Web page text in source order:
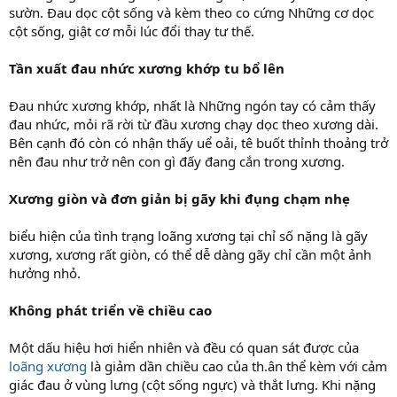
sườn. Đau dọc cột sống và kèm theo co cứng Những cơ dọc
cột sống, giật cơ mỗi lúc đổi thay tư thế.
Tần xuất đau nhức xương khớp tu bổ lên
Đau nhức xương khớp, nhất là Những ngón tay có cảm thấy
đau nhức, mỏi rã rời từ đầu xương chạy dọc theo xương dài.
Bên cạnh đó còn có nhận thấy uể oải, tê buốt thỉnh thoảng trở
nên đau như trở nên con gì đấy đang cắn trong xương.
Xương giòn và đơn giản bị gãy khi đụng chạm nhẹ
biểu hiện của tình trạng loãng xương tại chỉ số nặng là gãy
xương, xương rất giòn, có thể dễ dàng gãy chỉ cần một ảnh
hưởng nhỏ.
Không phát triển về chiều cao
Một dấu hiệu hơi hiển nhiên và đều có quan sát được của
loãng xương là giảm dần chiều cao của th.ân thể kèm với cảm
giác đau ở vùng lưng (cột sống ngực) và thắt lưng. Khi nặng